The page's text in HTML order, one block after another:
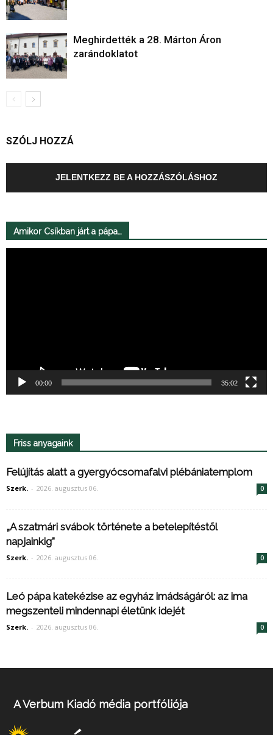
Meghirdették a 28. Márton Áron
zarándoklatot
SZÓLJ HOZZÁ
JELENTKEZZ BE A HOZZÁSZÓLÁSHOZ
Amikor Csíkban járt a pápa…
00:00 35:02
Friss anyagaink
Felújítás alatt a gyergyócsomafalvi plébániatemplom
Szerk. - 2026. augusztus 06. 0
„A szatmári svábok története a betelepítéstől
napjainkig”
Szerk. - 2026. augusztus 06. 0
Leó pápa katekézise az egyház imádságáról: az ima
megszenteli mindennapi életünk idejét
Szerk. - 2026. augusztus 06. 0
A Verbum Kiadó média portfóliója